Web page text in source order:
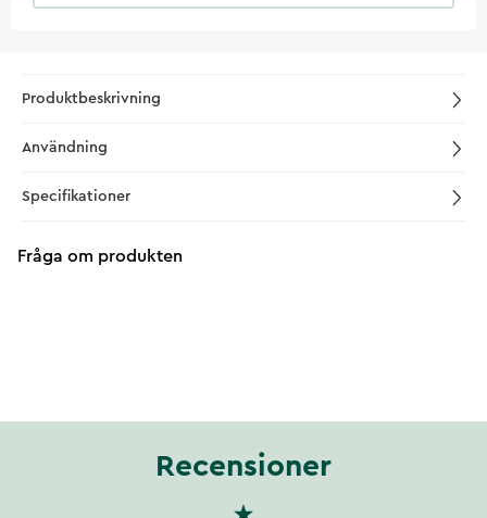
Produktbeskrivning
Användning
Specifikationer
Fråga om produkten
Recensioner